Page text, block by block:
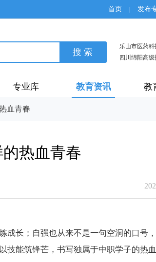
首页 发布
乐山市医药
四川绵阳高
专业库 教育资讯 教
血青春
热血青春
长；自强也从来不是一句空洞的口号
能筑锋芒，书写独属于中职学子的热血